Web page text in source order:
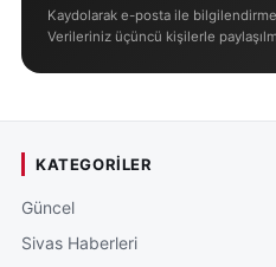
Kaydolarak e-posta ile
Verileriniz üçüncü kişilerle
KATEGORILER
Güncel
Sivas Haberleri